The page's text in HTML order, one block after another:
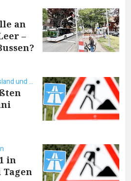
an
–
Sperrungen in Ostfriesland und umzu
in
Tagen